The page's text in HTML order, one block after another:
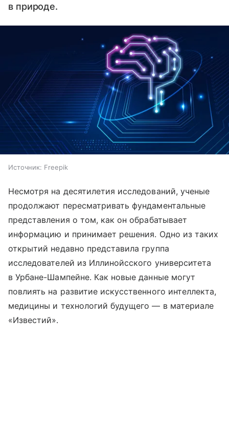
в природе.
Источник: Freepik
Несмотря на десятилетия исследований, ученые
продолжают пересматривать фундаментальные
представления о том, как он обрабатывает
информацию и принимает решения. Одно из таких
открытий недавно представила группа
исследователей из Иллинойсского университета
в Урбане-Шампейне. Как новые данные могут
повлиять на развитие искусственного интеллекта,
медицины и технологий будущего — в материале
«Известий».